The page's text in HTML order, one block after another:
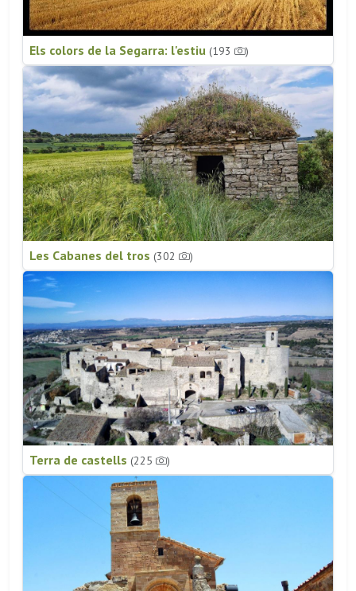
Els colors de la Segarra: l'estiu (193 )
Les Cabanes del tros (302 )
Terra de castells (225 )